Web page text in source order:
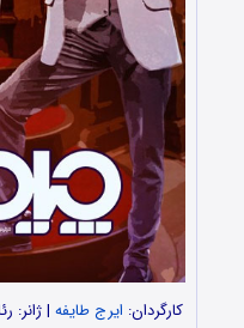
کارگردان: ایرج طایفه | ژانر: